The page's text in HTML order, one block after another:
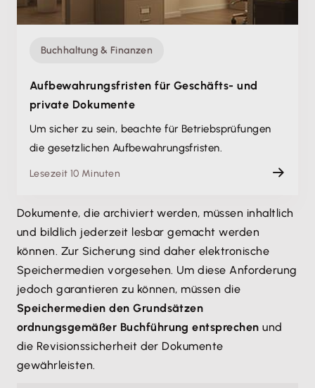
Buchhaltung & Finanzen
Aufbewahrungs­fristen für Geschäfts- und
private Dokumente
Um sicher zu sein, beachte für Betriebs­prüfungen
die gesetzlichen Aufbewahrungs­fristen.
Lesezeit 10 Minuten
Dokumente, die archiviert werden, müssen inhaltlich
und bildlich jederzeit lesbar gemacht werden
können. Zur Sicherung sind daher elektronische
Speichermedien vorgesehen. Um diese Anforderung
jedoch garantieren zu können, müssen die
Speichermedien den Grundsätzen
ordnungsgemäßer Buchführung entsprechen und
die Revisionssicherheit der Dokumente
gewährleisten.